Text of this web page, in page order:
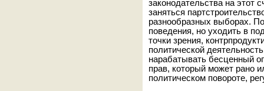
законодательства на этот
заняться
разнообразных выборах.
поведения, но уходить в
точки зрения,
политической
нарабатывать бесценный
прав, который может рано
политическом повороте,